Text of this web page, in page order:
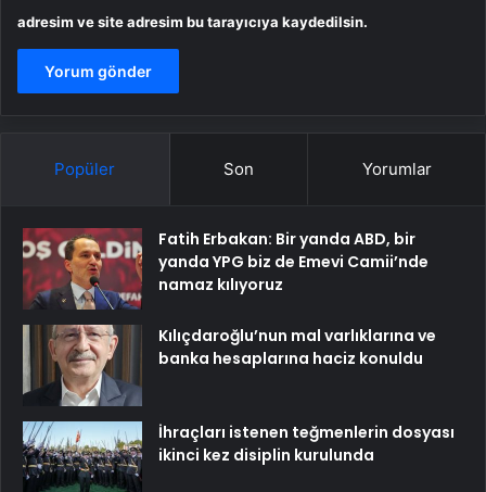
adresim ve site adresim bu tarayıcıya kaydedilsin.
Popüler Son Yorumlar
Fatih Erbakan: Bir yanda ABD, bir
yanda YPG biz de Emevi Camii’nde
namaz kılıyoruz
Kılıçdaroğlu’nun mal varlıklarına ve
banka hesaplarına haciz konuldu
İhraçları istenen teğmenlerin dosyası
ikinci kez disiplin kurulunda